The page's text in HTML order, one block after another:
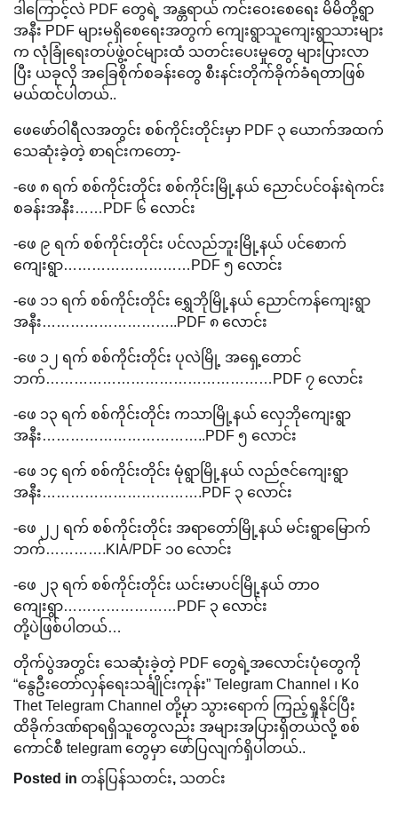
ဒါကြောင့်လဲ PDF တွေရဲ့ အန္တရာယ် ကင်းဝေးစေရေး မိမိတို့ရွာ
အနီး PDF များမရှိစေရေးအတွက် ကျေးရွာသူကျေးရွာသားများ
က လုံခြုံရေးတပ်ဖွဲ့ဝင်များထံ သတင်းပေးမှုတွေ များပြားလာ
ပြီး ယခုလို အခြေစိုက်စခန်းတွေ စီးနင်းတိုက်ခိုက်ခံရတာဖြစ်
မယ်ထင်ပါတယ်..
ဖေဖော်ဝါရီလအတွင်း စစ်ကိုင်းတိုင်းမှာ PDF ၃ ယောက်အထက်
သေဆုံးခဲ့တဲ့ စာရင်းကတော့-
-ဖေ ၈ ရက် စစ်ကိုင်းတိုင်း စစ်ကိုင်းမြို့နယ် ညောင်ပင်ဝန်းရဲကင်း
စခန်းအနီး……PDF ၆ လောင်း
-ဖေ ၉ ရက် စစ်ကိုင်းတိုင်း ပင်လည်ဘူးမြို့နယ် ပင်စောက်
ကျေးရွာ………………………PDF ၅ လောင်း
-ဖေ ၁၁ ရက် စစ်ကိုင်းတိုင်း ရွှေဘိုမြို့နယ် ညောင်ကန်ကျေးရွာ
အနီး………………………..PDF ၈ လောင်း
-ဖေ ၁၂ ရက် စစ်ကိုင်းတိုင်း ပုလဲမြို့ အရှေ့တောင်
ဘက်…………………………………………PDF ၇ လောင်း
-ဖေ ၁၃ ရက် စစ်ကိုင်းတိုင်း ကသာမြို့နယ် လှေဘိုကျေးရွာ
အနီး……………………………..PDF ၅ လောင်း
-ဖေ ၁၄ ရက် စစ်ကိုင်းတိုင်း မုံရွာမြို့နယ် လည်ဇင်ကျေးရွာ
အနီး…………………………….PDF ၃ လောင်း
-ဖေ ၂၂ ရက် စစ်ကိုင်းတိုင်း အရာတော်မြို့နယ် မင်းရွာမြောက်
ဘက်………….KIA/PDF ၁၀ လောင်း
-ဖေ ၂၃ ရက် စစ်ကိုင်းတိုင်း ယင်းမာပင်မြို့နယ် တာဝ
ကျေးရွာ……………………PDF ၃ လောင်း
တို့ပဲဖြစ်ပါတယ်…
တိုက်ပွဲအတွင်း သေဆုံးခဲ့တဲ့ PDF တွေရဲ့အလောင်းပုံတွေကို
“နွေဦးတော်လှန်ရေးသင်္ချိုင်းကုန်း” Telegram Channel ၊ Ko
Thet Telegram Channel တို့မှာ သွားရောက် ကြည့်ရှုနိုင်ပြီး
ထိခိုက်ဒဏ်ရာရရှိသူတွေလည်း အများအပြားရှိတယ်လို့ စစ်
ကောင်စီ telegram တွေမှာ ဖော်ပြလျက်ရှိပါတယ်..
Posted in တန်ပြန်သတင်း, သတင်း